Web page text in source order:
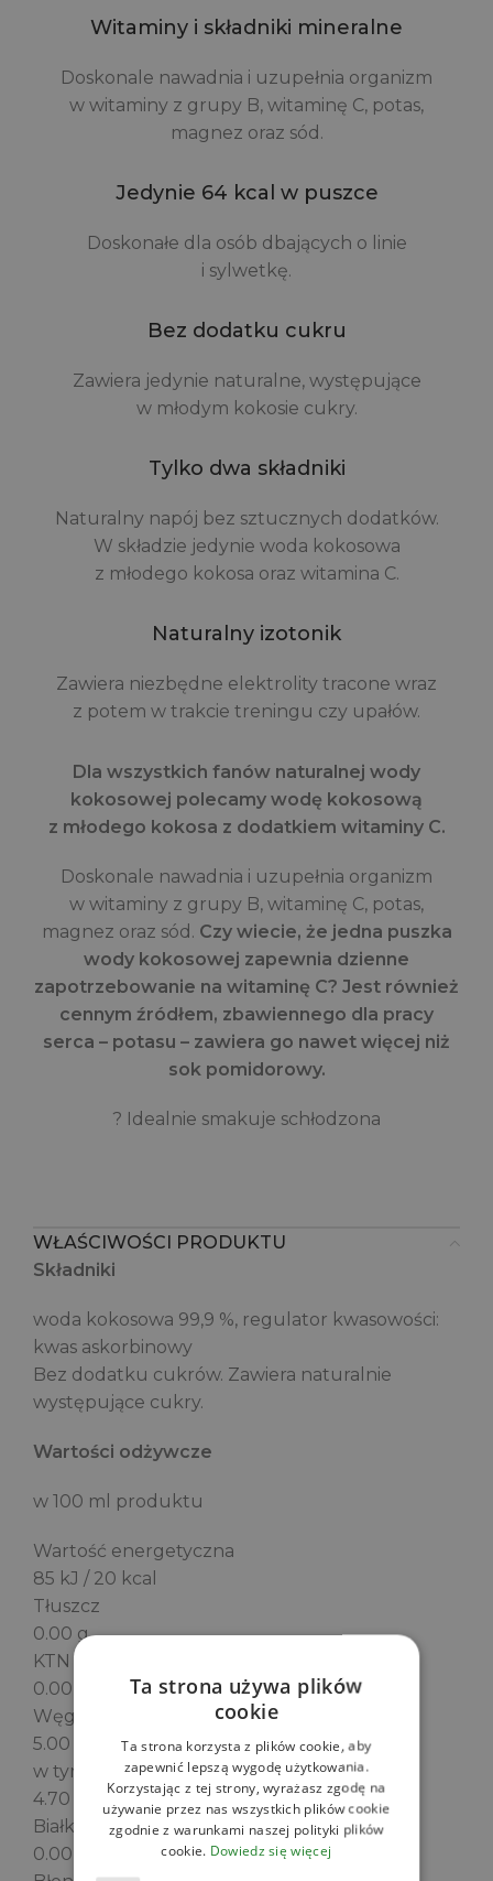
Witaminy i składniki mineralne
Doskonale nawadnia i uzupełnia organizm
w witaminy z grupy B, witaminę C, potas,
magnez oraz sód.
Jedynie 64 kcal w puszce
Doskonałe dla osób dbających o linie
i sylwetkę.
Bez dodatku cukru
Zawiera jedynie naturalne, występujące
w młodym kokosie cukry.
Tylko dwa składniki
Naturalny napój bez sztucznych dodatków.
W składzie jedynie woda kokosowa
z młodego kokosa oraz witamina C.
Naturalny izotonik
Zawiera niezbędne elektrolity tracone wraz
z potem w trakcie treningu czy upałów.
Dla wszystkich fanów naturalnej wody
kokosowej polecamy wodę kokosową
z młodego kokosa z dodatkiem witaminy C.
Doskonale nawadnia i uzupełnia organizm
w witaminy z grupy B, witaminę C, potas,
magnez oraz sód. Czy wiecie, że jedna puszka
wody kokosowej zapewnia dzienne
zapotrzebowanie na witaminę C? Jest również
cennym źródłem, zbawiennego dla pracy
serca – potasu – zawiera go nawet więcej niż
sok pomidorowy.
? Idealnie smakuje schłodzona
WŁAŚCIWOŚCI PRODUKTU
Składniki
woda kokosowa 99,9 %, regulator kwasowości:
kwas askorbinowy
Bez dodatku cukrów. Zawiera naturalnie
występujące cukry.
Wartości odżywcze
w 100 ml produktu
Wartość energetyczna
85 kJ / 20 kcal
Tłuszcz
0.00 g
KTN
0.00 g
Węglowodany
5.00 g
w tym Cukry
4.70 g
Białko
0.00 g
Ta strona używa plików
cookie
Ta strona korzysta z plików cookie, aby
zapewnić lepszą wygodę użytkowania.
Korzystając z tej strony, wyrażasz zgodę na
używanie przez nas wszystkich plików cookie
zgodnie z warunkami naszej polityki plików
cookie. Dowiedz się więcej